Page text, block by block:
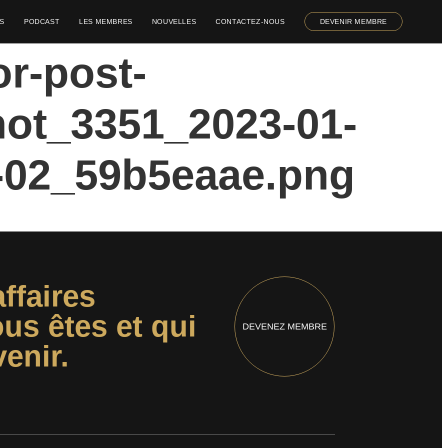
PODCAST LES MEMBRES NOUVELLES CONTACTEZ-NOUS DEVENIR MEMBRE
post-
01-
êtes et qui
DEVENEZ MEMBRE